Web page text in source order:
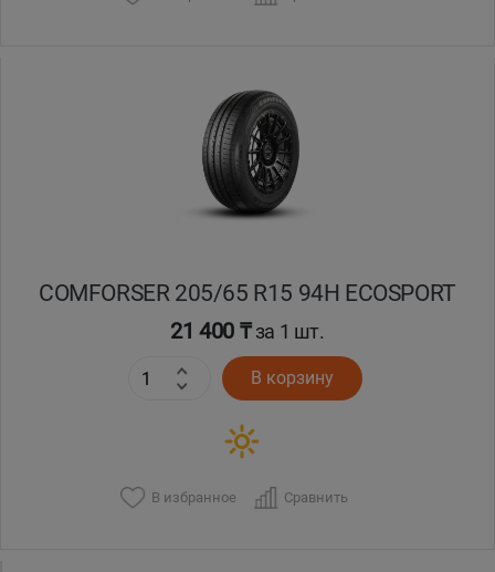
COMFORSER 205/65 R15 94H ECOSPORT
21 400 ₸за 1 шт.
В корзину
В избранное Сравнить